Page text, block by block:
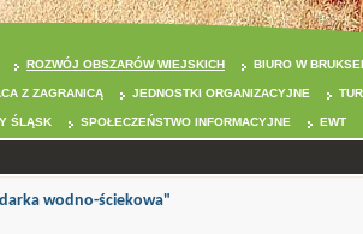
ROZWÓJ OBSZARÓW WIEJSKICH BIURO W
Z ZAGRANICĄ JEDNOSTKI ORGANIZACYJNE
ŚLĄSK SPOŁECZEŃSTWO INFORMACYJNE EWT
wodno-ściekowa"